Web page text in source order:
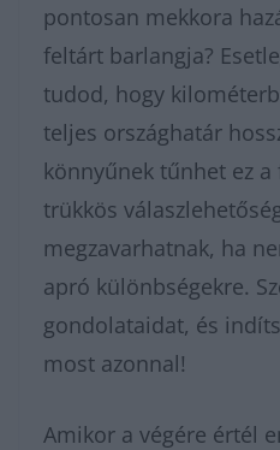
pontosan mekkora
feltárt barlangja?
tudod, hogy
teljes országhatár
könnyűnek tűnhet ez
trükkös
megzavarhatnak, ha
apró különbségekre.
gondolataidat, és
most azonnal!
Amikor a végére értél